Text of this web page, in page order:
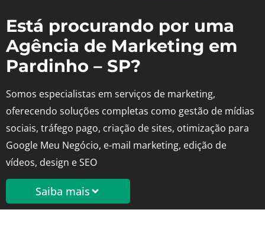
Está procurando por uma
Agência de Marketing em
Pardinho – SP?
Somos especialistas em serviços de marketing,
oferecendo soluções completas como gestão de mídias
sociais, tráfego pago, criação de sites, otimização para
Google Meu Negócio, e-mail marketing, edição de
vídeos, design e SEO
Saiba mais